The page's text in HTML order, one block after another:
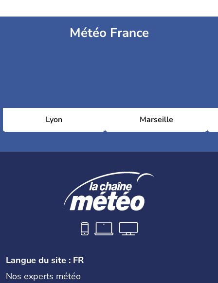
Météo France
Lyon Marseille
Langue du site : FR
Nos experts météo